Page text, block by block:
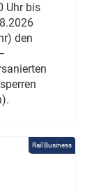
Uhr bis
den
Rail Business